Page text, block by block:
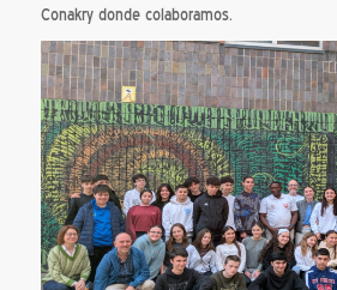
Conakry donde colaboramos.